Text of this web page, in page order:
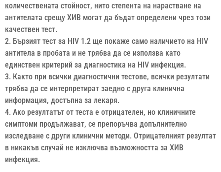
количествената стойност, нито степента на нарастване на
антителата срещу ХИВ могат да бъдат определени чрез този
качествен тест.
2. Бързият тест за HIV 1.2 ще покаже само наличието на HIV
антитела в пробата и не трябва да се използва като
единствен критерий за диагностика на HIV инфекция.
3. Както при всички диагностични тестове, всички резултати
трябва да се интерпретират заедно с друга клинична
информация, достъпна за лекаря.
4. Ако резултатът от теста е отрицателен, но клиничните
симптоми продължават, се препоръчва допълнително
изследване с други клинични методи. Отрицателният резултат
в никакъв случай не изключва възможността за ХИВ
инфекция.